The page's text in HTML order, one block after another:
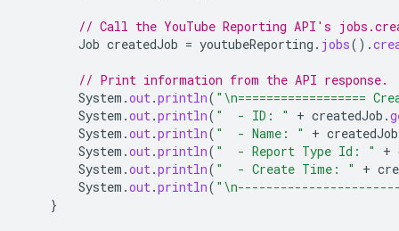
// Call the YouTube Reporting API's
Job createdJob = youtubeReporting . jobs().
// Print information from the API response.
System .out.println( "\n==================
System .out.println( "  - ID: " + createdJob .
System .out.println( "  - Name: " + createdJob
System .out.println( "  - Report Type Id: " +
System .out.println( "  - Create Time: " +
System .out.println(
}